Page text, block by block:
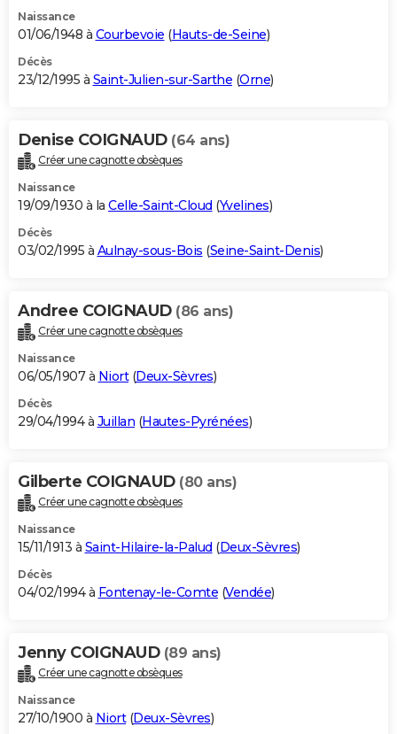
Naissance
01/06/1948 à Courbevoie (Hauts-de-Seine)
Décès
23/12/1995 à Saint-Julien-sur-Sarthe (Orne)
Denise COIGNAUD (64 ans)
Créer une cagnotte obsèques
Naissance
19/09/1930 à la Celle-Saint-Cloud (Yvelines)
Décès
03/02/1995 à Aulnay-sous-Bois (Seine-Saint-Denis)
Andree COIGNAUD (86 ans)
Créer une cagnotte obsèques
Naissance
06/05/1907 à Niort(Deux-Sèvres)
Décès
29/04/1994 à Juillan (Hautes-Pyrénées)
Gilberte COIGNAUD (80 ans)
Créer une cagnotte obsèques
Naissance
15/11/1913 à Saint-Hilaire-la-Palud (Deux-Sèvres)
Décès
04/02/1994 à Fontenay-le-Comte (Vendée)
Jenny COIGNAUD (89 ans)
Créer une cagnotte obsèques
Naissance
27/10/1900 à Niort(Deux-Sèvres)